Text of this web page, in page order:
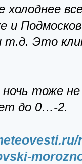
холоднее
и
т.д. Это
тоже не
до 0…-2.